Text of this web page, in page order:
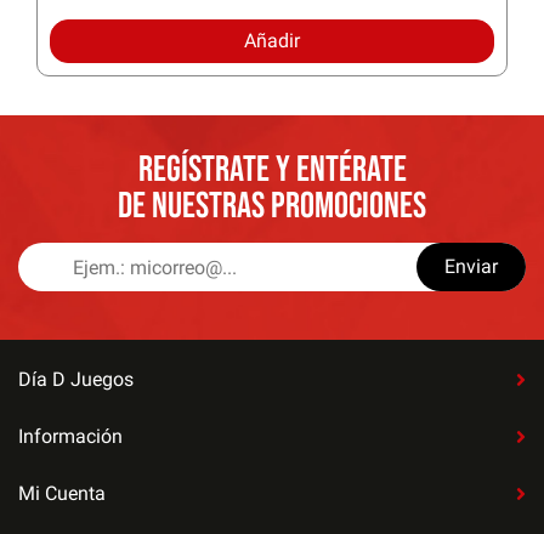
Añadir
REGÍSTRATE Y ENTÉRATE
DE NUESTRAS PROMOCIONES
Enviar
Día D Juegos
Información
Mi Cuenta